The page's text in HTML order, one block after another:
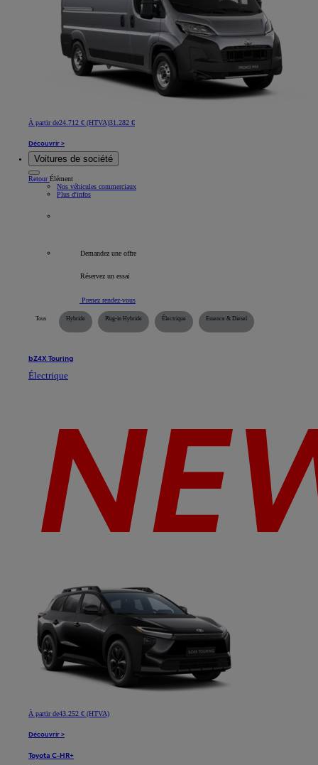
À partir de24.712 € (HTVA)31.282 €
Découvrir >
Voitures de société
RetourÉlément
Nos véhicules commerciaux
Plus d'infos
Demandez une offre
Réservez un essai
Prenez rendez-vous
Tous Hybride Plug-in Hybride Électrique Essence & Diesel
bZ4X Touring
Électrique
À partir de43.252 € (HTVA)
Découvrir >
Toyota C-HR+